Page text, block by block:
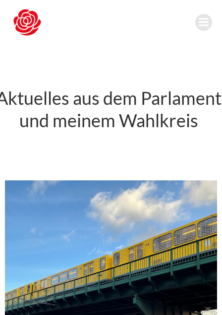
aus dem Parlament
und meinem Wahlkreis